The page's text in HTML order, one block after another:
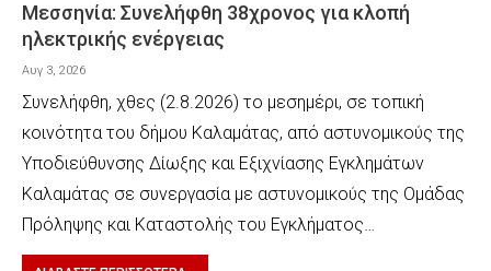
Μεσσηνία: Συνελήφθη 38χρονος για κλοπή
ηλεκτρικής ενέργειας
Αυγ 3, 2026
Συνελήφθη, χθες (2.8.2026) το μεσημέρι, σε τοπική
κοινότητα του δήμου Καλαμάτας, από αστυνομικούς της
Υποδιεύθυνσης Δίωξης και Εξιχνίασης Εγκλημάτων
Καλαμάτας σε συνεργασία με αστυνομικούς της Ομάδας
Πρόληψης και Καταστολής του Εγκλήματος…